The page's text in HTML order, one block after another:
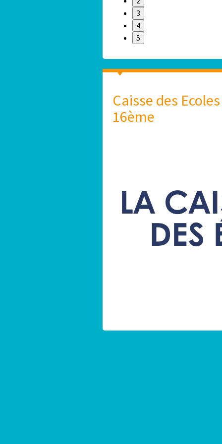
3
4
5
Caisse des
16ème